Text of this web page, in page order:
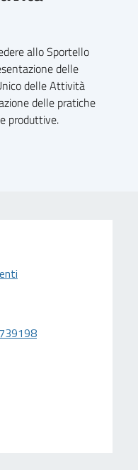
allo Sportello
delle
delle Attività
delle pratiche
produttive.